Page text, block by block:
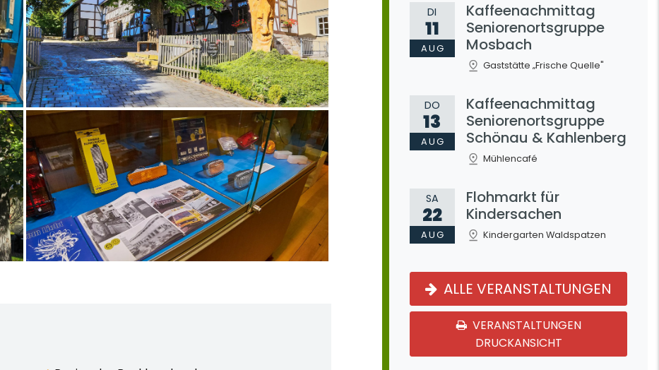
DI
11
AUG
Kaffeenachmittag
Seniorenortsgruppe
Mosbach
Gaststätte „Frische Quelle"
DO
13
AUG
Kaffeenachmittag
Seniorenortsgruppe
Schönau & Kahlenberg
Mühlencafé
SA
22
AUG
Flohmarkt für
Kindersachen
Kindergarten Waldspatzen
ALLE VERANSTALTUNGEN
VERANSTALTUNGEN
DRUCKANSICHT